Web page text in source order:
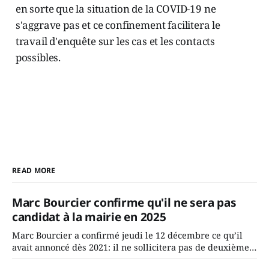
en sorte que la situation de la COVID-19 ne
s'aggrave pas et ce confinement facilitera le
travail d'enquête sur les cas et les contacts
possibles.
READ MORE
Marc Bourcier confirme qu'il ne sera pas
candidat à la mairie en 2025
Marc Bourcier a confirmé jeudi le 12 décembre ce qu’il
avait annoncé dès 2021: il ne sollicitera pas de deuxième